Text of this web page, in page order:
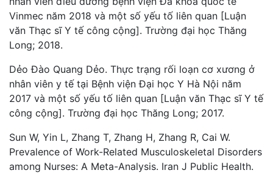
Vinmec năm 2018 và một số yếu tố liên quan [Luận
văn Thạc sĩ Y tế công cộng]. Trường đại học Thăng
Long; 2018.
Dẻo Đào Quang Dẻo. Thực trạng rối loạn cơ xương ở
nhân viên y tế tại Bệnh viện Đại học Y Hà Nội năm
2017 và một số yếu tố liên quan [Luận văn Thạc sĩ Y tế
công cộng]. Trường đại học Thăng Long; 2017.
Sun W, Yin L, Zhang T, Zhang H, Zhang R, Cai W.
Prevalence of Work-Related Musculoskeletal Disorders
among Nurses: A Meta-Analysis. Iran J Public Health.